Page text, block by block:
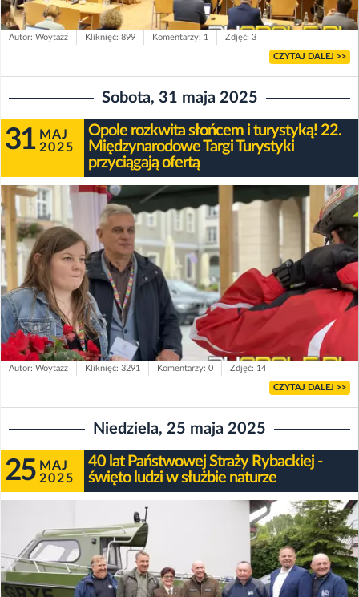
Autor: Woytazz Kliknięć: 899 Komentarzy: 1 Zdjęć: 3
CZYTAJ DALEJ >>
Sobota, 31 maja 2025
31 MAJ
2025
Opole rozkwita słońcem i turystyką! 22.
Międzynarodowe Targi Turystyki
przyciągają ofertą
Autor: Woytazz Kliknięć: 3291 Komentarzy: 0 Zdjęć: 14
CZYTAJ DALEJ >>
Niedziela, 25 maja 2025
25 MAJ
2025
40 lat Państwowej Straży Rybackiej -
święto ludzi w służbie naturze